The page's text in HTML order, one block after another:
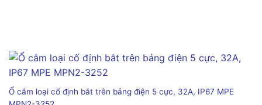
Ổ cắm loại cố định bắt trên bảng điện 5 cực, 32A, IP67 MPE